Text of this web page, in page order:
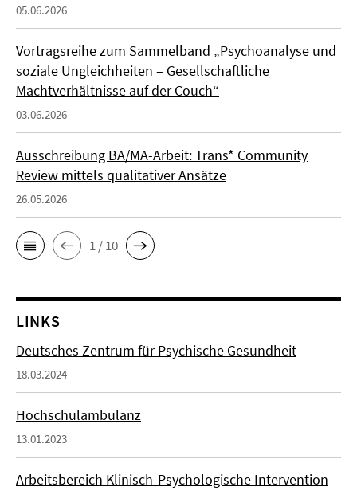
05.06.2026
Vortragsreihe zum Sammelband „Psychoanalyse und
soziale Ungleichheiten – Gesellschaftliche
Machtverhältnisse auf der Couch“
03.06.2026
Ausschreibung BA/MA-Arbeit: Trans* Community
Review mittels qualitativer Ansätze
26.05.2026
1 / 10
LINKS
Deutsches Zentrum für Psychische Gesundheit
18.03.2024
Hochschulambulanz
13.01.2023
Arbeitsbereich Klinisch-Psychologische Intervention